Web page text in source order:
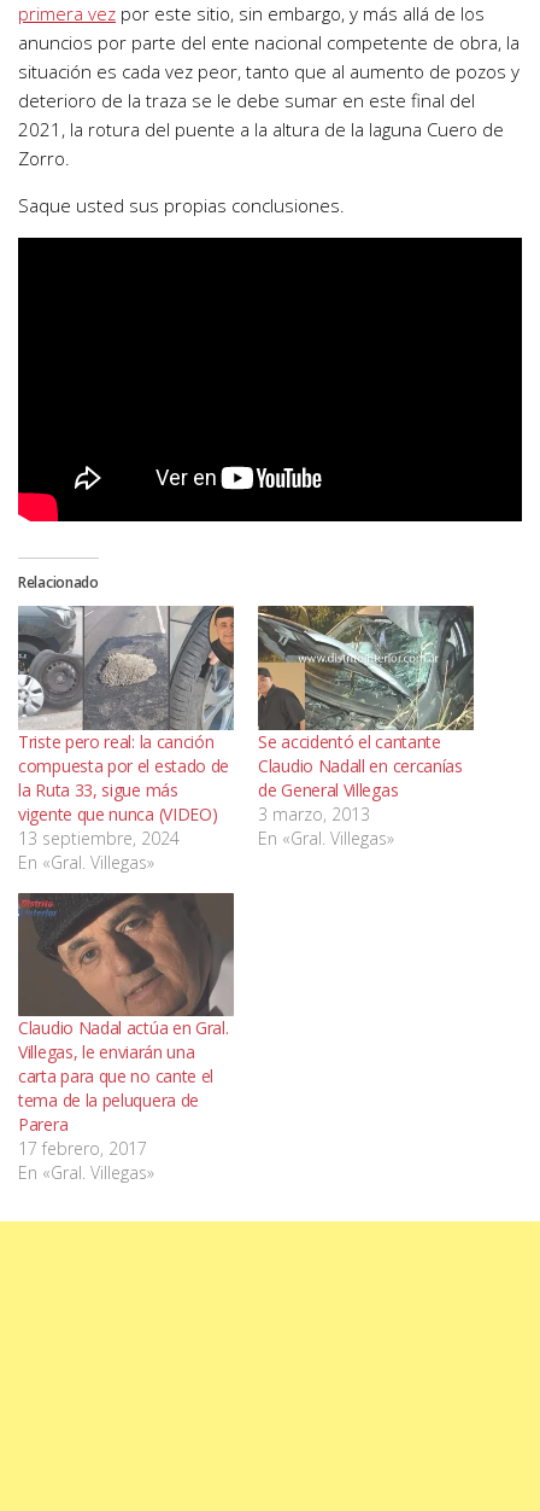
primera vez por este sitio, sin embargo, y más allá de los
anuncios por parte del ente nacional competente de obra, la
situación es cada vez peor, tanto que al aumento de pozos y
deterioro de la traza se le debe sumar en este final del
2021, la rotura del puente a la altura de la laguna Cuero de
Zorro.
Saque usted sus propias conclusiones.
Relacionado
Triste pero real: la canción
compuesta por el estado de
la Ruta 33, sigue más
vigente que nunca (VIDEO)
13 septiembre, 2024
En «Gral. Villegas»
Se accidentó el cantante
Claudio Nadall en cercanías
de General Villegas
3 marzo, 2013
En «Gral. Villegas»
Claudio Nadal actúa en Gral.
Villegas, le enviarán una
carta para que no cante el
tema de la peluquera de
Parera
17 febrero, 2017
En «Gral. Villegas»